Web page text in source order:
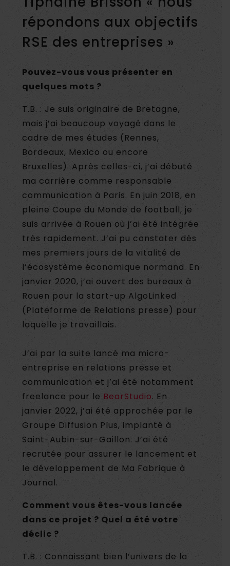
répondons aux objectifs
RSE des entreprises »
Pouvez-vous vous présenter en
quelques mots ?
T.B. : Je suis originaire de Bretagne,
mais j’ai beaucoup voyagé dans le
cadre de mes études (Rennes,
Bordeaux, Mexico ou encore
Bruxelles). Après celles-ci, j’ai débuté
ma carrière comme responsable
communication à Paris. En juin 2018, en
pleine Coupe du Monde de football, je
suis arrivée à Rouen où j’ai été intégrée
très rapidement. J’ai pu constater dès
mes premiers jours de la vitalité de
l’écosystème économique normand. En
janvier 2020, j’ai ouvert des bureaux à
Rouen pour la start-up AlgoLinked
(Plateforme de Relations presse) pour
laquelle je travaillais.
J’ai par la suite lancé ma micro-
entreprise en relations presse et
communication et j’ai été notamment
freelance pour le BearStudio. En
janvier 2022, j’ai été approchée par le
Groupe Diffusion Plus, implanté à
Saint-Aubin-sur-Gaillon. J’ai été
recrutée pour assurer le lancement et
le développement de Ma Fabrique à
Journal.
Comment vous êtes-vous lancée
dans ce projet ? Quel a été votre
déclic ?
T.B. : Connaissant bien l’univers de la